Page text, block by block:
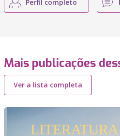
Perfil completo
Mais publicações
Ver a lista completa